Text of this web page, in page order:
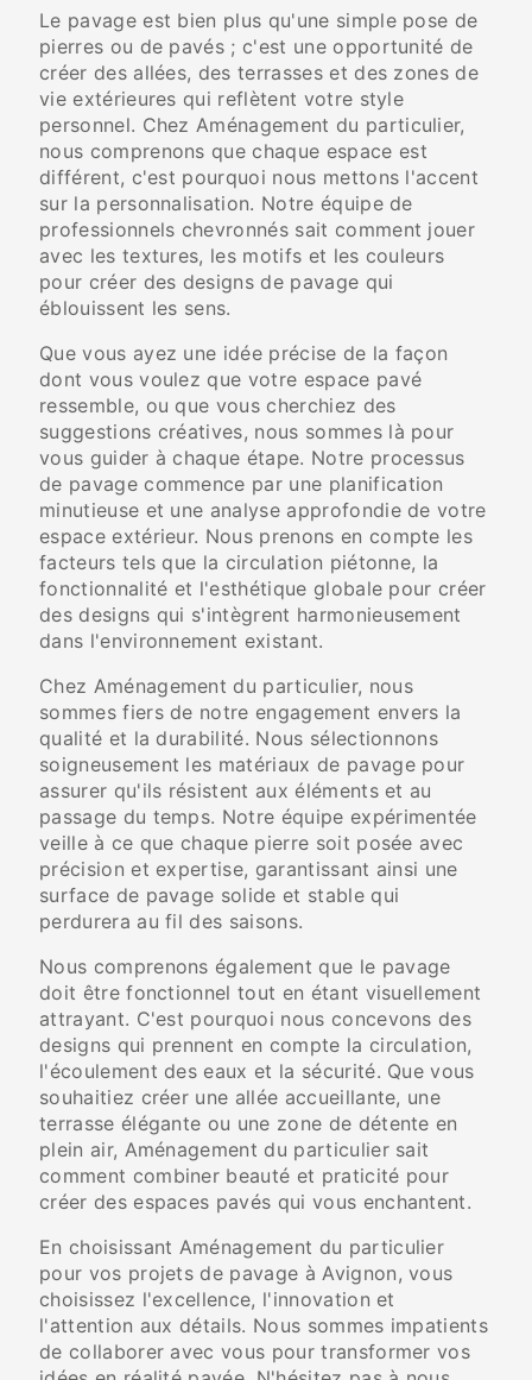
Le pavage est bien plus qu'une simple pose de
pierres ou de pavés ; c'est une opportunité de
créer des allées, des terrasses et des zones de
vie extérieures qui reflètent votre style
personnel. Chez Aménagement du particulier,
nous comprenons que chaque espace est
différent, c'est pourquoi nous mettons l'accent
sur la personnalisation. Notre équipe de
professionnels chevronnés sait comment jouer
avec les textures, les motifs et les couleurs
pour créer des designs de pavage qui
éblouissent les sens.
Que vous ayez une idée précise de la façon
dont vous voulez que votre espace pavé
ressemble, ou que vous cherchiez des
suggestions créatives, nous sommes là pour
vous guider à chaque étape. Notre processus
de pavage commence par une planification
minutieuse et une analyse approfondie de votre
espace extérieur. Nous prenons en compte les
facteurs tels que la circulation piétonne, la
fonctionnalité et l'esthétique globale pour créer
des designs qui s'intègrent harmonieusement
dans l'environnement existant.
Chez Aménagement du particulier, nous
sommes fiers de notre engagement envers la
qualité et la durabilité. Nous sélectionnons
soigneusement les matériaux de pavage pour
assurer qu'ils résistent aux éléments et au
passage du temps. Notre équipe expérimentée
veille à ce que chaque pierre soit posée avec
précision et expertise, garantissant ainsi une
surface de pavage solide et stable qui
perdurera au fil des saisons.
Nous comprenons également que le pavage
doit être fonctionnel tout en étant visuellement
attrayant. C'est pourquoi nous concevons des
designs qui prennent en compte la circulation,
l'écoulement des eaux et la sécurité. Que vous
souhaitiez créer une allée accueillante, une
terrasse élégante ou une zone de détente en
plein air, Aménagement du particulier sait
comment combiner beauté et praticité pour
créer des espaces pavés qui vous enchantent.
En choisissant Aménagement du particulier
pour vos projets de pavage à Avignon, vous
choisissez l'excellence, l'innovation et
l'attention aux détails. Nous sommes impatients
de collaborer avec vous pour transformer vos